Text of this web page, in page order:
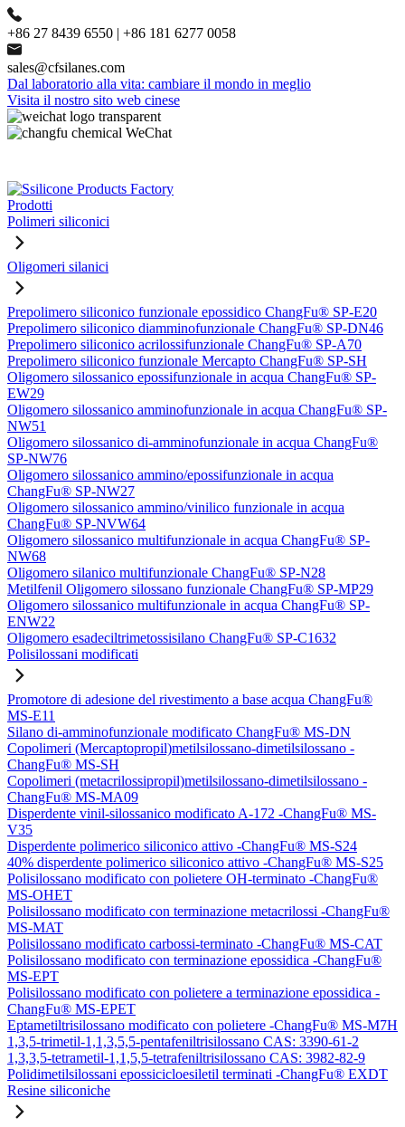
+86 27 8439 6550 | +86 181 6277 0058
sales@cfsilanes.com
Dal laboratorio alla vita: cambiare il mondo in meglio
Visita il nostro sito web cinese
Prodotti
Polimeri siliconici
Oligomeri silanici
Prepolimero siliconico funzionale epossidico ChangFu® SP-E20
Prepolimero siliconico diamminofunzionale ChangFu® SP-DN46
Prepolimero siliconico acrilossifunzionale ChangFu® SP-A70
Prepolimero siliconico funzionale Mercapto ChangFu® SP-SH
Oligomero silossanico epossifunzionale in acqua ChangFu® SP-
EW29
Oligomero silossanico amminofunzionale in acqua ChangFu® SP-
NW51
Oligomero silossanico di-amminofunzionale in acqua ChangFu®
SP-NW76
Oligomero silossanico ammino/epossifunzionale in acqua
ChangFu® SP-NW27
Oligomero silossanico ammino/vinilico funzionale in acqua
ChangFu® SP-NVW64
Oligomero silossanico multifunzionale in acqua ChangFu® SP-
NW68
Oligomero silanico multifunzionale ChangFu® SP-N28
Metilfenil Oligomero silossano funzionale ChangFu® SP-MP29
Oligomero silossanico multifunzionale in acqua ChangFu® SP-
ENW22
Oligomero esadeciltrimetossisilano ChangFu® SP-C1632
Polisilossani modificati
Promotore di adesione del rivestimento a base acqua ChangFu®
MS-E11
Silano di-amminofunzionale modificato ChangFu® MS-DN
Copolimeri (Mercaptopropil)metilsilossano-dimetilsilossano -
ChangFu® MS-SH
Copolimeri (metacrilossipropil)metilsilossano-dimetilsilossano -
ChangFu® MS-MA09
Disperdente vinil-silossanico modificato A-172 -ChangFu® MS-
V35
Disperdente polimerico siliconico attivo -ChangFu® MS-S24
40% disperdente polimerico siliconico attivo -ChangFu® MS-S25
Polisilossano modificato con polietere OH-terminato -ChangFu®
MS-OHET
Polisilossano modificato con terminazione metacrilossi -ChangFu®
MS-MAT
Polisilossano modificato carbossi-terminato -ChangFu® MS-CAT
Polisilossano modificato con terminazione epossidica -ChangFu®
MS-EPT
Polisilossano modificato con polietere a terminazione epossidica -
ChangFu® MS-EPET
Eptametiltrisilossano modificato con polietere -ChangFu® MS-M7H
1,3,5-trimetil-1,1,3,5,5-pentafeniltrisilossano CAS: 3390-61-2
1,3,3,5-tetrametil-1,1,5,5-tetrafeniltrisilossano CAS: 3982-82-9
Polidimetilsilossani epossicicloesiletil terminati -ChangFu® EXDT
Resine siliconiche